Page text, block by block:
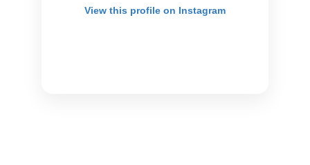
View this profile on Instagram